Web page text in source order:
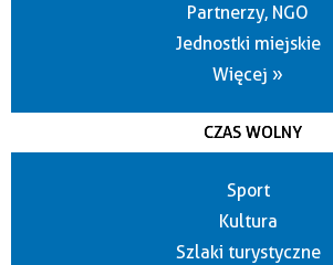
Partnerzy, NGO
Jednostki miejskie
Więcej »
CZAS WOLNY
Sport
Kultura
Szlaki turystyczne